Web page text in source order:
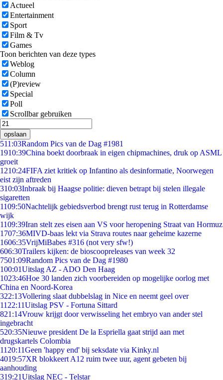
Actueel
Entertainment
Sport
Film & Tv
Games
Toon berichten van deze types
Weblog
Column
(P)review
Special
Poll
Scrollbar gebruiken
opslaan
511:03Random Pics van de Dag #1981
1910:39China boekt doorbraak in eigen chipmachines, druk op ASML
groeit
1210:24FIFA ziet kritiek op Infantino als desinformatie, Noorwegen
eist zijn aftreden
310:03Inbraak bij Haagse politie: dieven betrapt bij stelen illegale
sigaretten
1109:50Nachtelijk gebiedsverbod brengt rust terug in Rotterdamse
wijk
1109:39Iran stelt zes eisen aan VS voor heropening Straat van Hormuz
1707:36MIVD-baas lekt via Strava routes naar geheime kazerne
1606:35VrijMiBabes #316 (not very sfw!)
606:30Trailers kijken: de bioscoopreleases van week 32
7501:09Random Pics van de Dag #1980
100:01Uitslag AZ - ADO Den Haag
1023:46Hoe 30 landen zich voorbereiden op mogelijke oorlog met
China en Noord-Korea
322:13Vollering slaat dubbelslag in Nice en neemt geel over
11 22:11Uitslag PSV - Fortuna Sittard
821:14Vrouw krijgt door verwisseling het embryo van ander stel
ingebracht
520:35Nieuwe president De la Espriella gaat strijd aan met
drugskartels Colombia
11 20:11Geen 'happy end' bij seksdate via Kinky.nl
4019:57XR blokkeert A12 ruim twee uur, agent gebeten bij
aanhouding
319:21Uitslag NEC - Telstar